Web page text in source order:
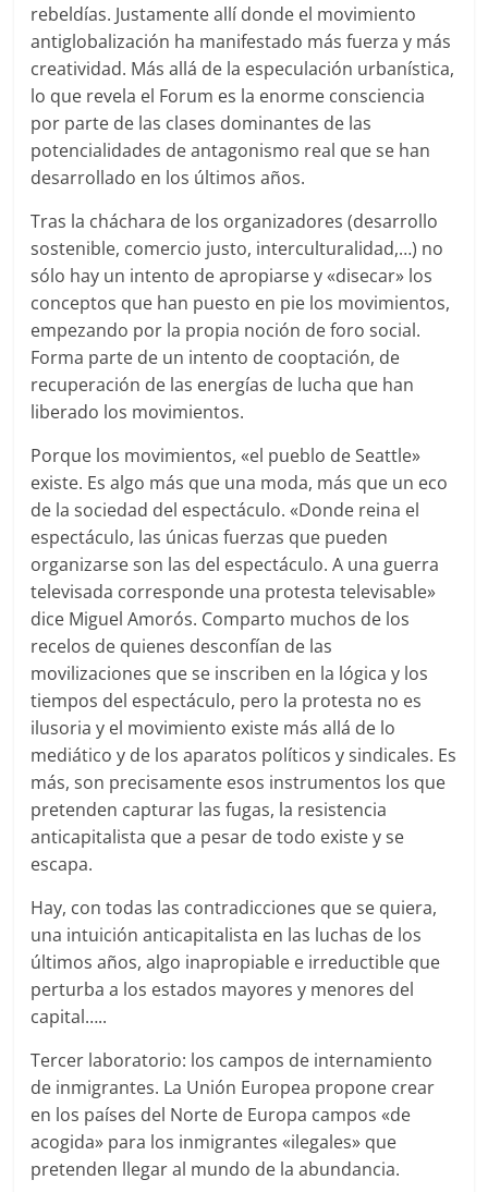
rebeldías. Justamente allí donde el movimiento
antiglobalización ha manifestado más fuerza y más
creatividad. Más allá de la especulación urbanística,
lo que revela el Forum es la enorme consciencia
por parte de las clases dominantes de las
potencialidades de antagonismo real que se han
desarrollado en los últimos años.
Tras la cháchara de los organizadores (desarrollo
sostenible, comercio justo, interculturalidad,…) no
sólo hay un intento de apropiarse y «disecar» los
conceptos que han puesto en pie los movimientos,
empezando por la propia noción de foro social.
Forma parte de un intento de cooptación, de
recuperación de las energías de lucha que han
liberado los movimientos.
Porque los movimientos, «el pueblo de Seattle»
existe. Es algo más que una moda, más que un eco
de la sociedad del espectáculo. «Donde reina el
espectáculo, las únicas fuerzas que pueden
organizarse son las del espectáculo. A una guerra
televisada corresponde una protesta televisable»
dice Miguel Amorós. Comparto muchos de los
recelos de quienes desconfían de las
movilizaciones que se inscriben en la lógica y los
tiempos del espectáculo, pero la protesta no es
ilusoria y el movimiento existe más allá de lo
mediático y de los aparatos políticos y sindicales. Es
más, son precisamente esos instrumentos los que
pretenden capturar las fugas, la resistencia
anticapitalista que a pesar de todo existe y se
escapa.
Hay, con todas las contradicciones que se quiera,
una intuición anticapitalista en las luchas de los
últimos años, algo inapropiable e irreductible que
perturba a los estados mayores y menores del
capital…..
Tercer laboratorio: los campos de internamiento
de inmigrantes. La Unión Europea propone crear
en los países del Norte de Europa campos «de
acogida» para los inmigrantes «ilegales» que
pretenden llegar al mundo de la abundancia.